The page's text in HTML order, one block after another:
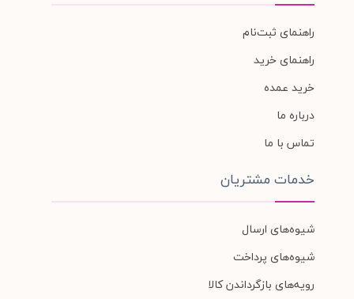
راهنمای ثبت‌نام
راهنمای خرید
خرید عمده
درباره ما
تماس با ما
خدمات مشتریان
شیوه‌های ارسال
شیوه‌های پرداخت
رویه‌های بازگرداندن کالا